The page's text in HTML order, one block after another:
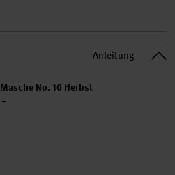
Anleitung
No. 10 Herbst